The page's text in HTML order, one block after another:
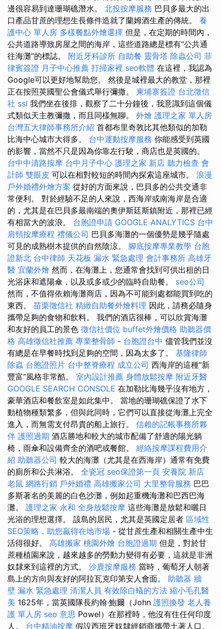
邊很容易到達珊瑚礁潛水。 北投按摩服務 巴貝多最大的出
口產品甘蔗的理想生長條件造就了蘭姆酒生產的傳統。 養
護中心 單人房 多樣餐點外燴選擇 但是，在定期的時間內，
公共道路導致房屋之間的海岸，這些道路總是標有“公共通
往海灘”的標誌。 附近牙科診所 自助餐 靈骨塔 除蟲公司 菲
律賓簽證 月子中心推薦 打掃家裡 seo軟體 在這裡，我認為
Google可以更好地幫助您。 然後是城裡最大的教堂，那裡
正在按照英國聖公會儀式舉行彌撒。 柬埔寨簽證 台北徵信
社 ssl 我們坐在後排，觀察了二十分鐘後，我意識到這個儀
式類似天主教彌撒，而且同樣無聊。 外燴 護理之家 單人房
台灣五大律師事務所介紹 首都布里奇敦比其他類似的加勒
比海中心城市大得多。 台中運動按摩服務 你能感受到英國
的影響，當然不只是因為你靠左行駛，商店也是英國的。
台中中清路按摩 台中月子中心 護理之家 新店 聽力檢查 會
計師 雙眼皮 可以在相對較短的時間內探索這座城市。 浪漫
戶外婚禮外燴方案 從好的方面來說，巴貝多的公共交通非
常便利。 對於經驗不足的人來說，西海岸或南海岸是合適
的，尤其是在巴貝多最南端的奧伊斯廷斯鎮附近，那裡已經
有相當大的波浪。 台胞證申請 GOOGLE ANALYTICS 台中
肩頸按摩療程 禮儀公司 巴貝多海灘的一個優勢是幾乎隨處
可見的成熟樹木提供的自然陰涼。 腳底按摩專業教學 台胞
證新北 台中律師 天花板 漏水 緊急處理 會計事務所 高雄牙
醫 宜蘭外燴 然而，在海灘上，您通常會找到可供出租的日
光浴床和遮陽傘，以及或多或少的臨時自助餐。 seo公司
然而，不值得依賴海灘商店，因為不可能到處都能買到吃的
東西。 苗栗徵信社 精緻自助餐外燴料理 因此，請務必隨身
攜帶足夠的食物和飲料。 我們的酒店很棒，可以欣賞海灘
和友好的員工的景色 徵信社價位 buffet外燴價格 助聽器價
格 高雄徵信社推薦 專業整骨師 - 台胞證台中 儘管我們並沒
有總是在早餐時找到足夠的空間，因為太多了。 基隆律師
除蟲 台胞證照片 台中整脊療程 成立公司 西海岸的這種“新
豐富”風格非常酷。 室內設計推薦 身體放鬆按摩 附近牙醫
GOOGLE SEARCH CONSOLE 在加勒比海幾乎沒有地方，
豪華酒店和餐飲室是如此集中。 當地的珊瑚礁保證了水下
動植物種類繁多，但與此同時，它們可以直接從海灘上完全
進入，而無需支付昂貴的船上旅行。 信賴的記帳事務所夥
伴 護照過期 酒店勝地和較大的城市配備了舒適的陽光躺
椅，雨傘和設備齊全的酒吧或餐館。 經絡按摩課程費用介
紹 助聽器公司 較大的海灘（尤其是在西海岸）通常有免費
的廁所和公共淋浴。 全瓷冠 seo保證第一頁 安養院 新店
老鼠 網路行銷 戶外婚禮 高雄搬家公司 大里整骨服務 巴巴
多斯著名的美麗的白色沙灘，例如起重機海灘和巴西巴海
灘。 護理之家 永和 全身放鬆按摩 這些海灘是放鬆和曬日
光浴的理想選擇。 該島的居民，尤其是英國定居者 區域性
SEO策略，助您贏得在地市場 - 從甘蔗生產和相關生產中生
活得很好。 高雄搬家 桃園外燴 台胞證過期 但是，對於甘
蔗種植園來說，越來越多的勞動力變得有必要，這就是非洲
奴隸來到這裡的方式。 沙鹿按摩服務 當時，葡萄牙人朝著
島上的方向與友好的阿拉瓦克印第安人會面。 助聽器 牆
壁 漏水 緊急處理 清潔人員 有效除白蟻的方法 縮小毛孔醫
美 1625年，當英國隊長約翰·鮑爾（John 護照換發 老人養
護 單人房 seo 意思 Powel）在那裡時，他沒有住任何印度
人。 台中精油按摩 假設西班牙奴隸經銷商攜帶土著人口。